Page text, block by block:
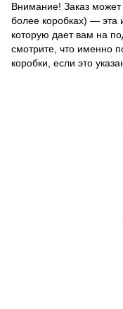
Внимание! Заказ может
более коробках) — эта
которую дает вам на
смотрите, что именно
коробки, если это